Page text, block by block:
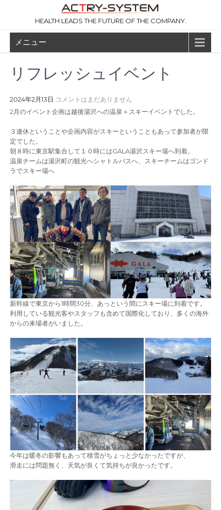
HEALTH LEADS THE FUTURE OF THE COMPANY.
メニュー
リフレッシュイベント
2024年2月13日 コメントはまだありません
2月のイベント企画は越後湯沢への温泉＋スキーイベントでした。
３連休ということや企画内容がスキーということもあって参加者が限
定でした。
朝８時に東京駅集合して１０時にはGALA湯沢スキー場へ到着。
温泉チームは湯沢町の観光へシャトルバスへ、スキーチームはゴンド
ラでスキー場へ
新幹線で東京から1時間30分、あっという間にスキー場に到着です。
利用している観光客やスタッフも含めて国際化しており、多くの海外
からの来場者がいました。
今年は暖冬の影響もあって積雪がちょっと少なかったですが、
滑走には問題無く、天気が良くて気持ちが良かったです。